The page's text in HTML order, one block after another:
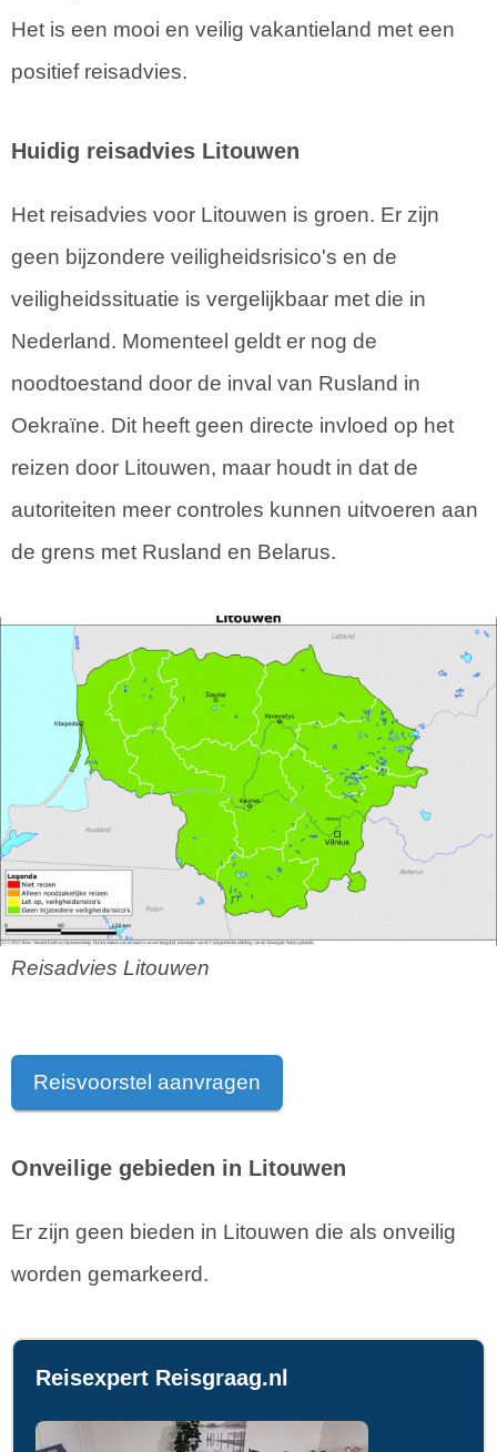
Het is een mooi en veilig vakantieland met een
positief reisadvies.
Huidig reisadvies Litouwen
Het reisadvies voor Litouwen is groen. Er zijn
geen bijzondere veiligheidsrisico's en de
veiligheidssituatie is vergelijkbaar met die in
Nederland. Momenteel geldt er nog de
noodtoestand door de inval van Rusland in
Oekraïne. Dit heeft geen directe invloed op het
reizen door Litouwen, maar houdt in dat de
autoriteiten meer controles kunnen uitvoeren aan
de grens met Rusland en Belarus.
Reisadvies Litouwen
Reisvoorstel aanvragen
Onveilige gebieden in Litouwen
Er zijn geen bieden in Litouwen die als onveilig
worden gemarkeerd.
Reisexpert Reisgraag.nl